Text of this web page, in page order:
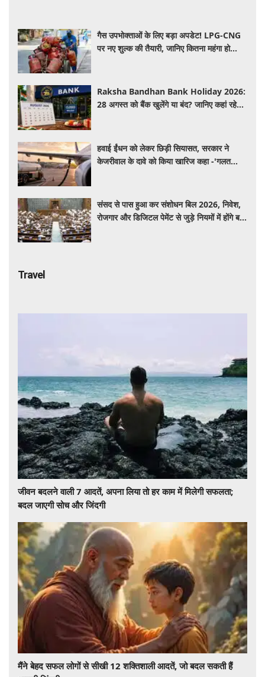
गैस उपभोक्ताओं के लिए बड़ा अपडेट! LPG-CNG
पर नए शुल्क की तैयारी, जानिए कितना महंगा हो
Raksha Bandhan Bank Holiday 2026:
28 अगस्त को बैंक खुलेंगे या बंद? जानिए कहां रहेगी
हवाई ईंधन को लेकर छिड़ी सियासत, सरकार ने
केजरीवाल के दावे को किया खारिज कहा -'गलत
संसद से पास हुआ कर संशोधन बिल 2026, निवेश,
रोजगार और डिजिटल पेमेंट से जुड़े नियमों में होंगे बड़े
Travel
जीवन बदलने वाली 7 आदतें, अपना लिया तो हर काम में मिलेगी सफलता;
बदल जाएगी सोच और जिंदगी
मैंने बेहद सफल लोगों से सीखी 12 शक्तिशाली आदतें, जो बदल सकती हैं